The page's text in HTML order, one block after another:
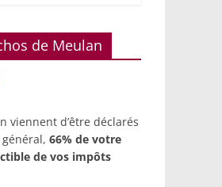
de Meulan
viennent d’être déclarés
66% de votre
de vos impôts